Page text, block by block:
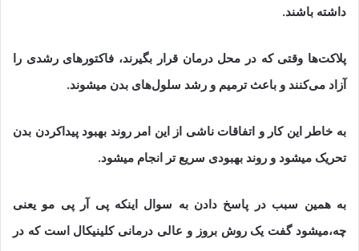
داشته باشند.
پلاکت‌ها وقتی که در محل درمان قرار بگیرند، فاکتورهای رشدی را
آزاد می‌کنند و باعث ترمیم و رشد سلول‌های بدن میشوند.
به خاطر این کار و اتفاقات ناشی از این امر روند بهبود پیداکردن بدن
تحریک میشود و روند بهبودی سریع تر انجام میشود.
به همین سبب در پاسخ دادن به سوال اینکه پی آر پی مو یعنی
چه،میشود گفت یک روش بروز و عالی درمانی کلینیکال است که در